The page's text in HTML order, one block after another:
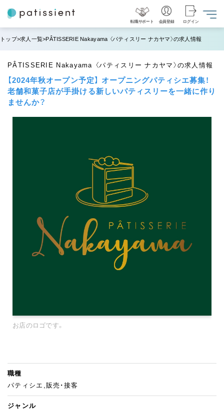
転職サポート 会員登録 ログイン
トップ 求人一覧 PÂTISSERIE Nakayama 〈パティスリー ナカヤマ〉の求人情報
PÂTISSERIE Nakayama 〈パティスリー ナカヤマ〉の求人情報
【2024年秋オープン予定】 オープニングパティシエ募集！
老舗和菓子店が手掛ける新しいパティスリーを一緒に作り
ませんか？
お店のロゴです。
職種
パティシエ,販売・接客
ジャンル